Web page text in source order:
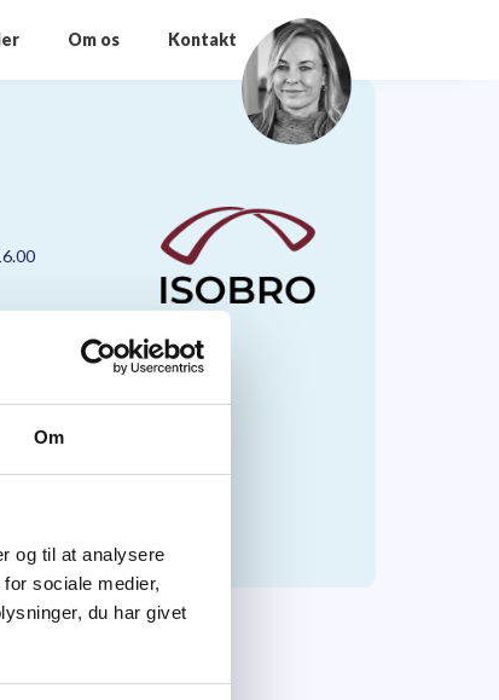
Om
og til at analysere
sociale medier,
du har givet
Om os Kontakt